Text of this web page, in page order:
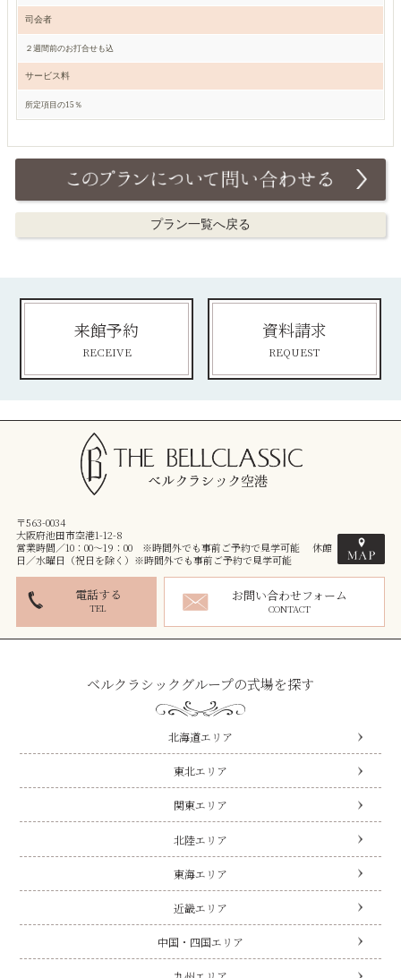
司会者
２週間前のお打合せも込
サービス料
所定項目の15％
プラン一覧へ戻る
来館予約
RECEIVE
資料請求
REQUEST
〒563-0034
大阪府池田市空港1-12-8
営業時間／10：00～19：00 ※時間外でも事前ご予約で見学可能 休館
日／水曜日（祝日を除く）※時間外でも事前ご予約で見学可能
電話する
TEL
お問い合わせフォーム
CONTACT
ベルクラシックグループの式場を探す
北海道エリア
東北エリア
関東エリア
北陸エリア
東海エリア
近畿エリア
中国・四国エリア